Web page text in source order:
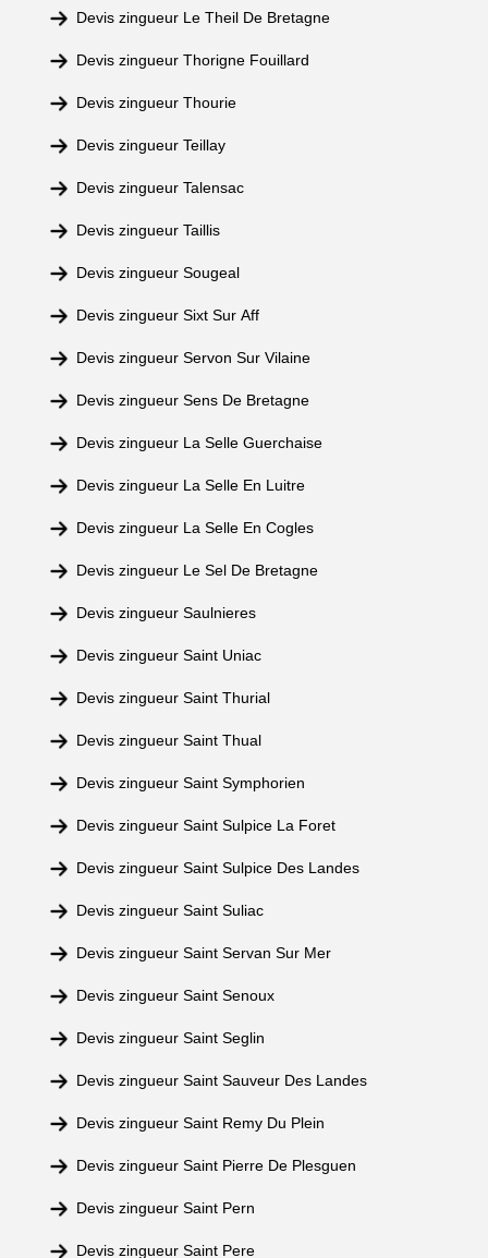
Devis zingueur Le Theil De Bretagne
Devis zingueur Thorigne Fouillard
Devis zingueur Thourie
Devis zingueur Teillay
Devis zingueur Talensac
Devis zingueur Taillis
Devis zingueur Sougeal
Devis zingueur Sixt Sur Aff
Devis zingueur Servon Sur Vilaine
Devis zingueur Sens De Bretagne
Devis zingueur La Selle Guerchaise
Devis zingueur La Selle En Luitre
Devis zingueur La Selle En Cogles
Devis zingueur Le Sel De Bretagne
Devis zingueur Saulnieres
Devis zingueur Saint Uniac
Devis zingueur Saint Thurial
Devis zingueur Saint Thual
Devis zingueur Saint Symphorien
Devis zingueur Saint Sulpice La Foret
Devis zingueur Saint Sulpice Des Landes
Devis zingueur Saint Suliac
Devis zingueur Saint Servan Sur Mer
Devis zingueur Saint Senoux
Devis zingueur Saint Seglin
Devis zingueur Saint Sauveur Des Landes
Devis zingueur Saint Remy Du Plein
Devis zingueur Saint Pierre De Plesguen
Devis zingueur Saint Pern
Devis zingueur Saint Pere